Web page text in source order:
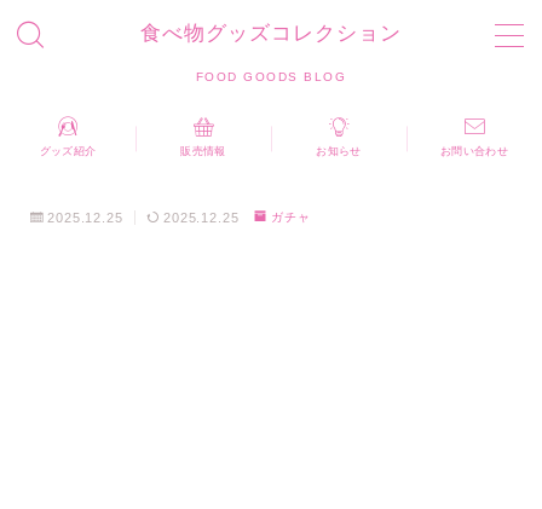
食べ物グッズコレクション
FOOD GOODS BLOG
プライバシーポリシー
運営者情報
グッズ紹介 販売情報 お知らせ お問い合わせ
2025.12.25 2025.12.25 ガチャ